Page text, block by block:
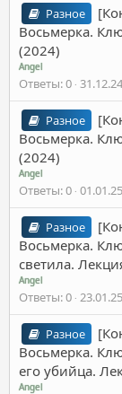
Разное
Восьмерка.
(2024)
Angel
Ответы 0 31.12.24
Разное
Восьмерка.
(2024)
Angel
Ответы 0 01.01.25
Разное
Восьмерка.
светила.
Angel
Ответы 0 23.01.25
Разное
Восьмерка.
его убийца.
Angel